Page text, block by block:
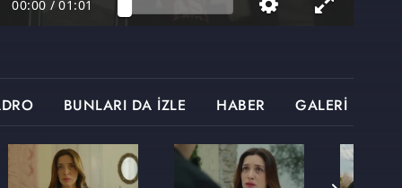
00:00 / 01:01
BUNLARI DA İZLE HABER GALERİ